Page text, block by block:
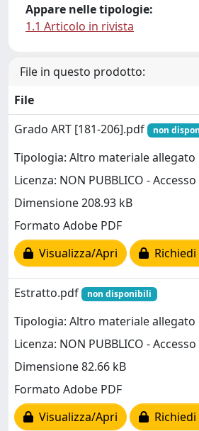
Appare nelle tipologie:
1.1 Articolo in rivista
File in questo prodotto:
File
Grado ART [181-206].pdf
non
Tipologia: Altro materiale allegato
Licenza: NON PUBBLICO -
Dimensione 208.93 kB
Formato Adobe PDF
Visualizza/Apri
Estratto.pdf non disponibili
Tipologia: Altro materiale allegato
Licenza: NON PUBBLICO -
Dimensione 82.66 kB
Formato Adobe PDF
Visualizza/Apri